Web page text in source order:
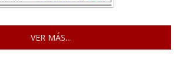
VER MÁS...